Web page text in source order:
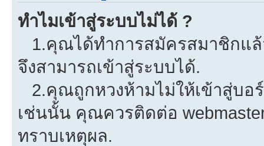
ทำไมเข้าสู่ระบบไม่ได้ ?
1.คุณได้ทำการสมัครสมาชิกแ
จึงสามารถเข้าสู่ระบบได้.
2.คุณถูกหวงห้ามไม่ให้เข้าสู่บอ
เช่นนั้น คุณควรติดต่อ
ทราบเหตุผล.